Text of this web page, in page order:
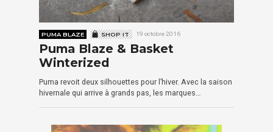
PUMA BLAZE SHOP IT 19 octobre 2016
Puma Blaze & Basket
Winterized
Puma revoit deux silhouettes pour l’hiver. Avec la saison
hivernale qui arrive à grands pas, les marques…